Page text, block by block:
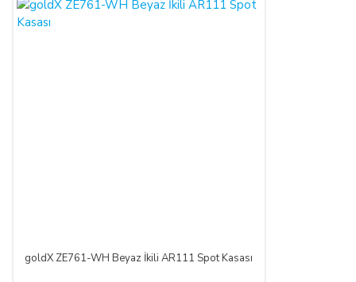
goldX ZE761-WH Beyaz İkili AR111 Spot Kasası